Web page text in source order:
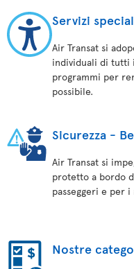
Servizi
Air Transat si
individuali di tutti
programmi per
possibile.
Sicurezza -
Air Transat si
protetto a bordo
passeggeri e per
Nostre